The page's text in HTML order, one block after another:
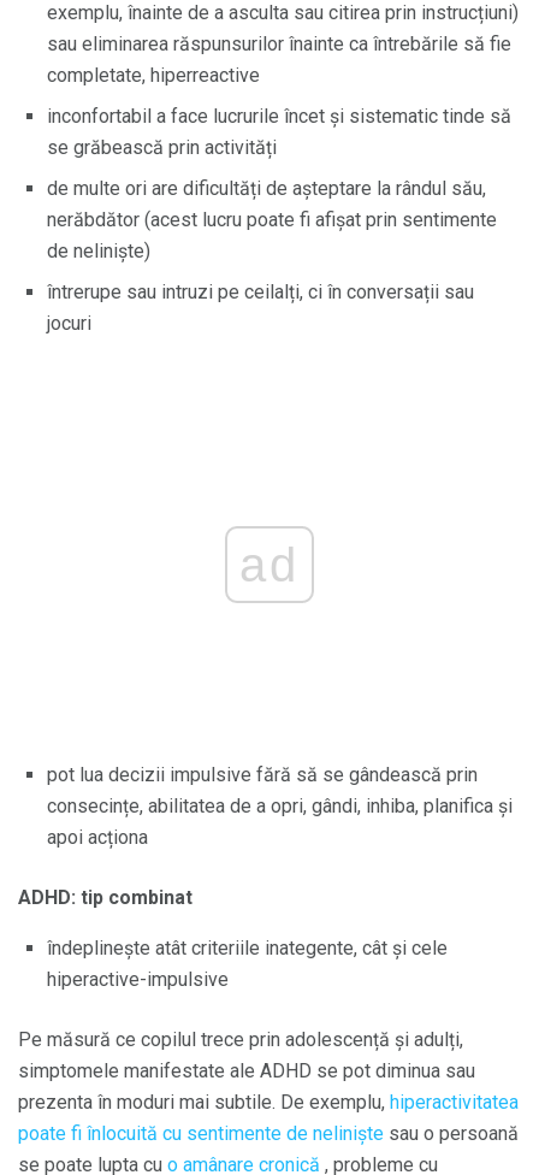
exemplu, înainte de a asculta sau citirea prin instrucțiuni)
sau eliminarea răspunsurilor înainte ca întrebările să fie
completate, hiperreactive
inconfortabil a face lucrurile încet și sistematic tinde să
se grăbească prin activități
de multe ori are dificultăți de așteptare la rândul său,
nerăbdător (acest lucru poate fi afișat prin sentimente
de neliniște)
întrerupe sau intruzi pe ceilalți, ci în conversații sau
jocuri
ad
pot lua decizii impulsive fără să se gândească prin
consecințe, abilitatea de a opri, gândi, inhiba, planifica și
apoi acționa
ADHD: tip combinat
îndeplinește atât criteriile inategente, cât și cele
hiperactive-impulsive
Pe măsură ce copilul trece prin adolescență și adulți,
simptomele manifestate ale ADHD se pot diminua sau
prezenta în moduri mai subtile. De exemplu, hiperactivitatea
poate fi înlocuită cu sentimente de neliniște sau o persoană
se poate lupta cu o amânare cronică , probleme cu